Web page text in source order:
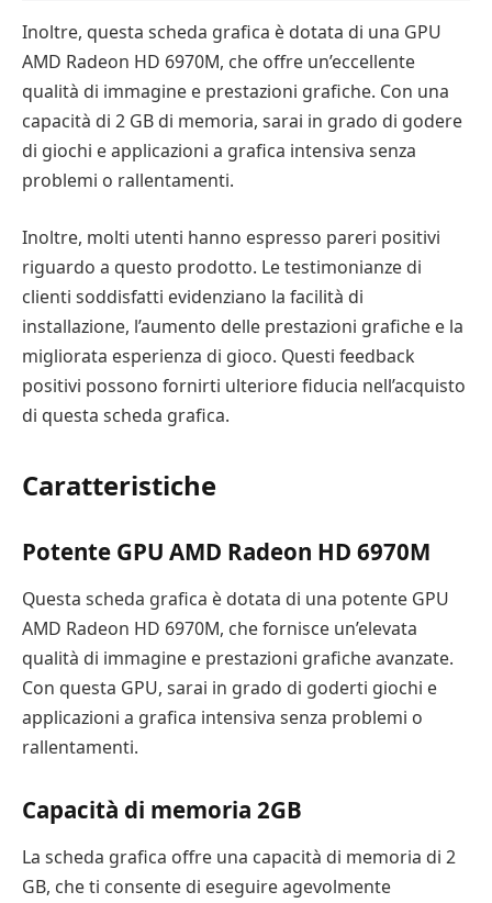
Inoltre, questa scheda grafica è dotata di una GPU
AMD Radeon HD 6970M, che offre un’eccellente
qualità di immagine e prestazioni grafiche. Con una
capacità di 2 GB di memoria, sarai in grado di godere
di giochi e applicazioni a grafica intensiva senza
problemi o rallentamenti.
Inoltre, molti utenti hanno espresso pareri positivi
riguardo a questo prodotto. Le testimonianze di
clienti soddisfatti evidenziano la facilità di
installazione, l’aumento delle prestazioni grafiche e la
migliorata esperienza di gioco. Questi feedback
positivi possono fornirti ulteriore fiducia nell’acquisto
di questa scheda grafica.
Caratteristiche
Potente GPU AMD Radeon HD 6970M
Questa scheda grafica è dotata di una potente GPU
AMD Radeon HD 6970M, che fornisce un’elevata
qualità di immagine e prestazioni grafiche avanzate.
Con questa GPU, sarai in grado di goderti giochi e
applicazioni a grafica intensiva senza problemi o
rallentamenti.
Capacità di memoria 2GB
La scheda grafica offre una capacità di memoria di 2
GB, che ti consente di eseguire agevolmente